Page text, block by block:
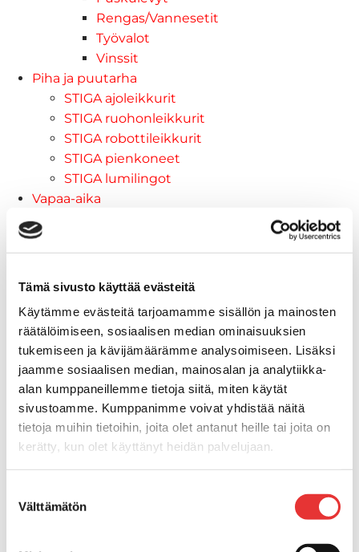
Tämä sivusto käyttää evästeitä
Käytämme evästeitä tarjoamamme sisällön ja mainosten
räätälöimiseen, sosiaalisen median ominaisuuksien
tukemiseen ja kävijämäärämme analysoimiseen. Lisäksi
jaamme sosiaalisen median, mainosalan ja analytiikka-
alan kumppaneillemme tietoja siitä, miten käytät
sivustoamme. Kumppanimme voivat yhdistää näitä
tietoja muihin tietoihin, joita olet antanut heille tai joita on
kerätty, kun olet käyttänyt heidän palvelujaan.
valinta
Välttämätön
Rengas/Vannesetit
Työvalot
Vinssit
Piha ja puutarha
STIGA ajoleikkurit
STIGA ruohonleikkurit
STIGA robottileikkurit
STIGA pienkoneet
STIGA lumilingot
Vapaa-aika
Ajolasit
Tarjoukset
Poistotuotteet
Lahjakortti
Maritim venetarvikkeet
Kansihelat
Listat ja kansikatteet
Törmäyslista
Reuna-, köli-, törmäyslistat ja